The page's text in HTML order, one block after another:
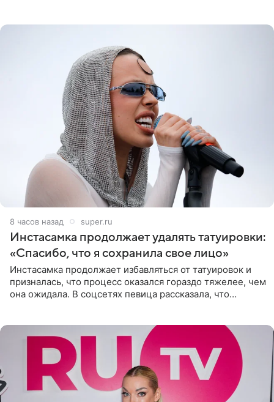
8 часов назад super.ru
Инстасамка продолжает удалять татуировки:
«Спасибо, что я сохранила свое лицо»
Инстасамка продолжает избавляться от татуировок и
призналась, что процесс оказался гораздо тяжелее, чем
она ожидала. В соцсетях певица рассказала, что